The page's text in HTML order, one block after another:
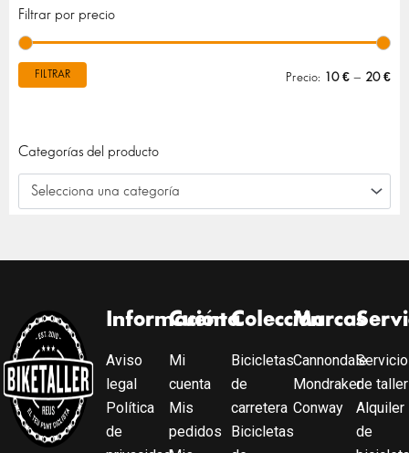
Filtrar por precio
FILTRAR Precio: 10 € — 20 €
Categorías del producto
Selecciona una categoría
Información
Aviso
legal
Política
de
Cuenta
Mi
cuenta
Mis
pedidos
Colección
Bicicletas
de
carretera
Bicicletas
Marcas
Cannondale
Mondraker
Conway
Servicio
de taller
Alquiler
de